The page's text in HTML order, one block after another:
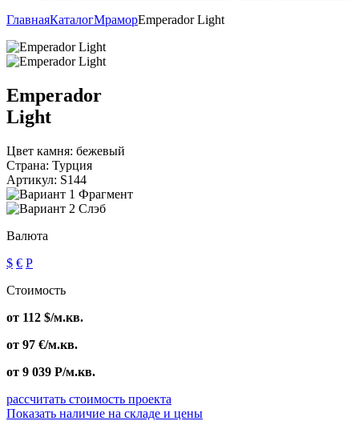
ГлавнаяКаталогМраморEmperador Light
Emperador
Light
Цвет камня: бежевый
Страна: Турция
Артикул: S144
Фрагмент
Слэб
Валюта
$ € Р
Стоимость
от 112 $/м.кв.
от 97 €/м.кв.
от 9 039 Р/м.кв.
рассчитать стоимость проекта
Показать наличие на складе и цены